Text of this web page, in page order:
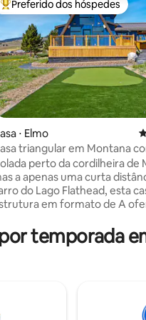
média de 5, 247
Entre os melhores preferidos
Preferido dos hóspedes
⋅ Elmo
triangular em Montana
o lago | Minigolfe |
perto da cordilheira de
a apenas uma curta
do Lago Flathead, esta
em formato de A
e charme rústico,
deslumbrantes,
inclui um putting green,
hidromassagem e quatro
temporada